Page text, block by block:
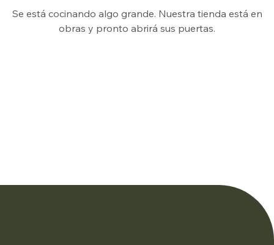
Se está cocinando algo grande. Nuestra tienda está en
obras y pronto abrirá sus puertas.